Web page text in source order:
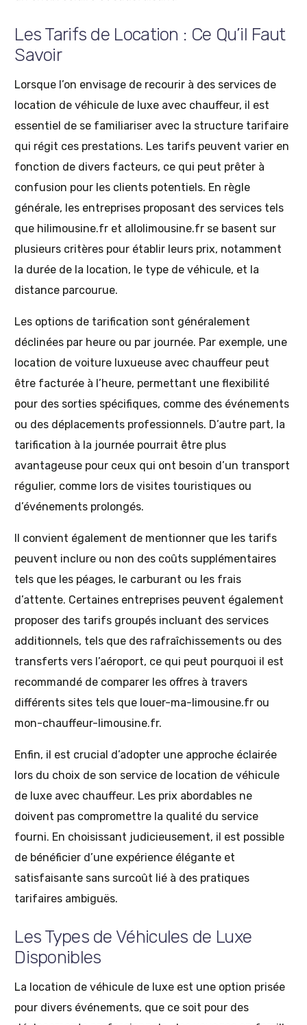
Les Tarifs de Location : Ce Qu’il Faut
Savoir
Lorsque l’on envisage de recourir à des services de
location de véhicule de luxe avec chauffeur, il est
essentiel de se familiariser avec la structure tarifaire
qui régit ces prestations. Les tarifs peuvent varier en
fonction de divers facteurs, ce qui peut prêter à
confusion pour les clients potentiels. En règle
générale, les entreprises proposant des services tels
que hilimousine.fr et allolimousine.fr se basent sur
plusieurs critères pour établir leurs prix, notamment
la durée de la location, le type de véhicule, et la
distance parcourue.
Les options de tarification sont généralement
déclinées par heure ou par journée. Par exemple, une
location de voiture luxueuse avec chauffeur peut
être facturée à l’heure, permettant une flexibilité
pour des sorties spécifiques, comme des événements
ou des déplacements professionnels. D’autre part, la
tarification à la journée pourrait être plus
avantageuse pour ceux qui ont besoin d’un transport
régulier, comme lors de visites touristiques ou
d’événements prolongés.
Il convient également de mentionner que les tarifs
peuvent inclure ou non des coûts supplémentaires
tels que les péages, le carburant ou les frais
d’attente. Certaines entreprises peuvent également
proposer des tarifs groupés incluant des services
additionnels, tels que des rafraîchissements ou des
transferts vers l’aéroport, ce qui peut pourquoi il est
recommandé de comparer les offres à travers
différents sites tels que louer-ma-limousine.fr ou
mon-chauffeur-limousine.fr.
Enfin, il est crucial d’adopter une approche éclairée
lors du choix de son service de location de véhicule
de luxe avec chauffeur. Les prix abordables ne
doivent pas compromettre la qualité du service
fourni. En choisissant judicieusement, il est possible
de bénéficier d’une expérience élégante et
satisfaisante sans surcoût lié à des pratiques
tarifaires ambiguës.
Les Types de Véhicules de Luxe
Disponibles
La location de véhicule de luxe est une option prisée
pour divers événements, que ce soit pour des